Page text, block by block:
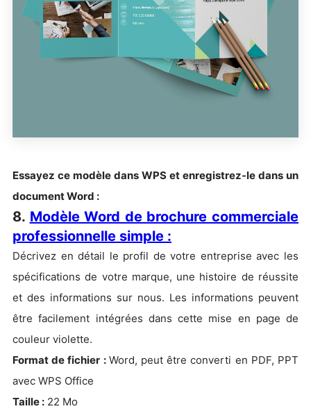
Essayez ce modèle dans WPS et enregistrez-le dans un
document Word :
8. Modèle Word de brochure commerciale
professionnelle simple :
Décrivez en détail le profil de votre entreprise avec les
spécifications de votre marque, une histoire de réussite
et des informations sur nous. Les informations peuvent
être facilement intégrées dans cette mise en page de
couleur violette.
Format de fichier : Word, peut être converti en PDF, PPT
avec WPS Office
Taille : 22 Mo